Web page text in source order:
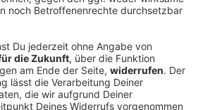
Kanzler Merz nach den
an deutschen Flughäfen auf